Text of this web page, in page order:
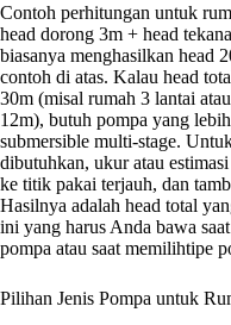
Contoh perhitungan untuk
head dorong 3m + head
biasanya menghasilkan head
contoh di atas. Kalau head
30m (misal rumah 3 lantai
12m), butuh pompa yang
submersible multi-stage.
dibutuhkan, ukur atau
ke titik pakai terjauh, dan
Hasilnya adalah head total
ini yang harus Anda bawa
pompa atau saat memilihtipe
Pilihan Jenis Pompa untuk